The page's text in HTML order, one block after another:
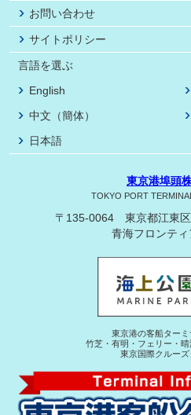
お問い合わせ
サイトポリシー
言語を選ぶ
English
中文（簡体）
日本語
東京港埠頭
TOKYO PORT
〒135-0064 東京都江東
青海フロンテ
東京港の客船ター
竹芝・有明・フェリー・晴
東京国際クルー